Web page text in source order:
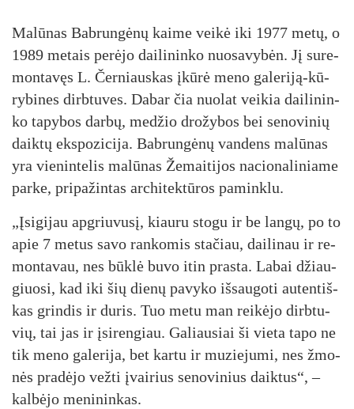
Ma­lū­nas Bab­run­gė­nų kai­me vei­kė iki 1977 me­tų, o
1989 me­tais pe­rė­jo dai­li­nin­ko nuo­sa­vy­bėn. Jį su­re­
mon­ta­vęs L. Čer­niaus­kas įkū­rė me­no ga­le­ri­ją-kū­
ry­bi­nes dirb­tu­ves. Da­bar čia nuo­lat vei­kia dai­li­nin­
ko ta­py­bos dar­bų, me­džio dro­žy­bos bei se­no­vi­nių
daik­tų eks­po­zi­ci­ja. Bab­run­gė­nų van­dens ma­lū­nas
yra vie­nin­te­lis ma­lū­nas Že­mai­ti­jos na­cio­na­li­nia­me
par­ke, pri­pa­žin­tas ar­chi­tek­tū­ros pa­mink­lu.
„Įsi­gi­jau ap­griu­vu­sį, kiau­ru sto­gu ir be lan­gų, po to
apie 7 me­tus sa­vo ran­ko­mis sta­čiau, dai­li­nau ir re­
mon­ta­vau, nes būk­lė bu­vo itin pra­sta. La­bai džiau­
giuo­si, kad iki šių die­nų pa­vy­ko iš­sau­go­ti au­ten­tiš­
kas grin­dis ir du­ris. Tuo me­tu man rei­kė­jo dirb­tu­
vių, tai jas ir įsi­ren­giau. Ga­liau­siai ši vie­ta ta­po ne
tik me­no ga­le­ri­ja, bet kar­tu ir mu­zie­ju­mi, nes žmo­
nės pra­dė­jo vež­ti įvai­rius se­no­vi­nius daik­tus“, –
kal­bė­jo me­ni­nin­kas.